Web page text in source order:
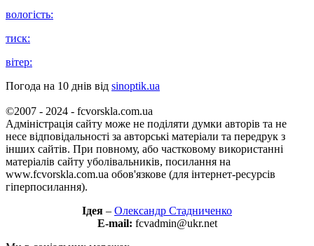
вологість:
тиск:
вітер:
Погода на 10 днів від sinoptik.ua
©2007 - 2024 - fcvorskla.com.ua
Адміністрація сайту може не поділяти думки авторів та не
несе відповідальності за авторські матеріали та передрук з
інших сайтів. При повному, або частковому використанні
матеріалів сайту уболівальників, посилання на
www.fcvorskla.com.ua обов'язкове (для інтернет-ресурсів
гіперпосилання).
Ідея – Олександр Стадниченко
E-mail: fcvadmin@ukr.net